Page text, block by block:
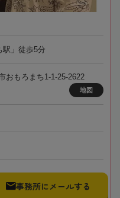
駅」徒歩5分
おもろまち1-1-25-2622
地図
事務所にメールする